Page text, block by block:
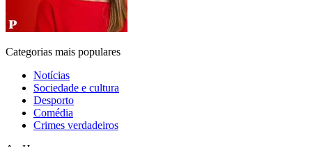
Categorias mais populares
Notícias
Sociedade e cultura
Desporto
Comédia
Crimes verdadeiros